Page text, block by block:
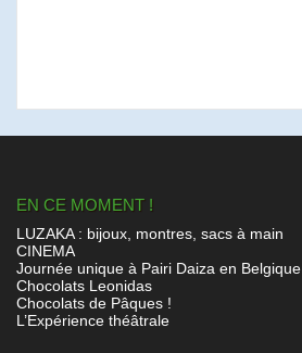
EN CE MOMENT !
LUZAKA : bijoux, montres, sacs à main
CINEMA
Journée unique à Pairi Daiza en Belgique
Chocolats Leonidas
Chocolats de Pâques !
L’Expérience théâtrale